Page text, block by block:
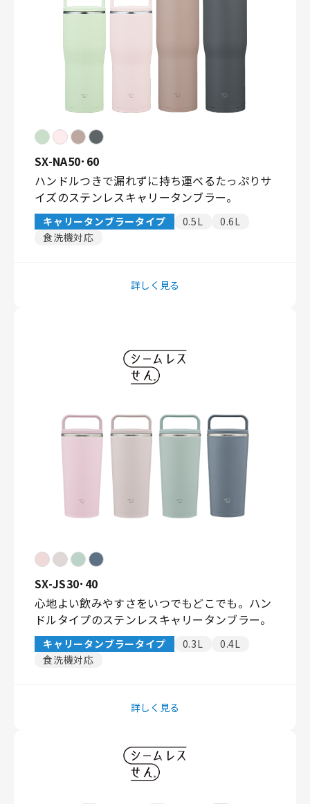
SX-NA50･60
ハンドルつきで漏れずに持ち運べるたっぷりサ
イズのステンレスキャリータンブラー。
キャリータンブラータイプ 0.5L
0.6L
食洗機対応
詳しく見る
SX-JS30･40
心地よい飲みやすさをいつでもどこでも。ハン
ドルタイプのステンレスキャリータンブラー。
キャリータンブラータイプ 0.3L
0.4L
食洗機対応
詳しく見る